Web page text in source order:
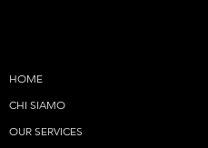
HOME
CHI SIAMO
OUR SERVICES